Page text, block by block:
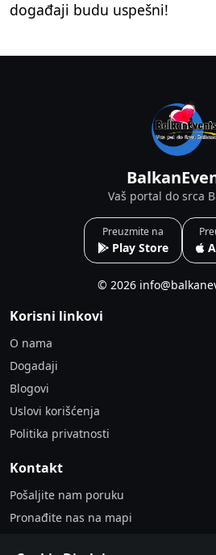
događaji budu uspešni!
Vaš portal do srca
Preuzmite na
Play Store
© 2026
Korisni linkovi
O nama
Dogadaji
Blogovi
Uslovi korišćenja
Politika privatnosti
Kontakt
Pošaljite nam poruku
Pronađite nas na mapi